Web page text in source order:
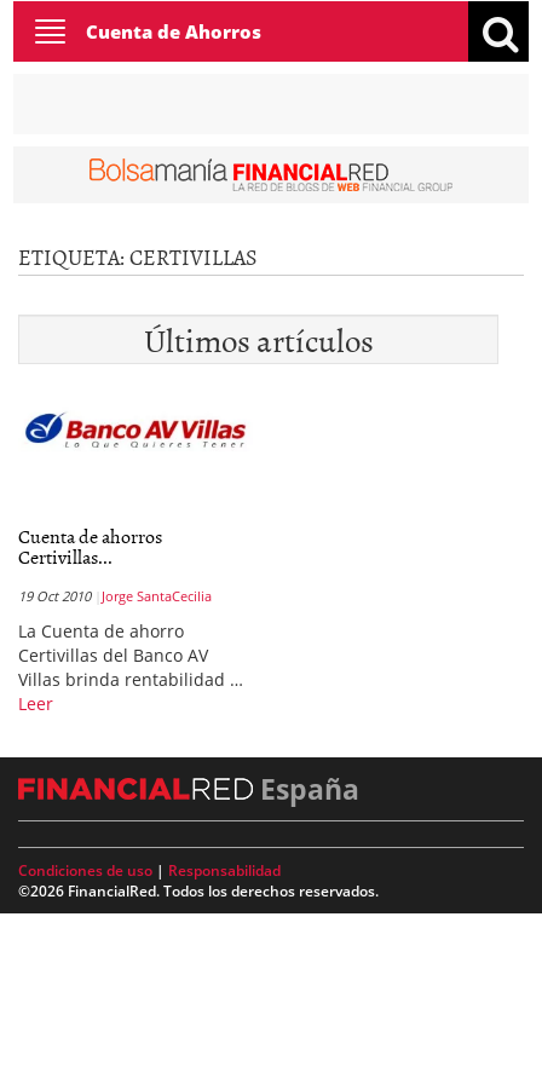
Toggle
navigation
Cuenta de Ahorros
ETIQUETA:CERTIVILLAS
Últimos artículos
Cuenta de ahorros
Certivillas...
19 Oct 2010 Jorge SantaCecilia
La Cuenta de ahorro
Certivillas del Banco AV
Villas brinda rentabilidad …
Leer
España
Condiciones de uso | Responsabilidad
©2026 FinancialRed. Todos los derechos reservados.